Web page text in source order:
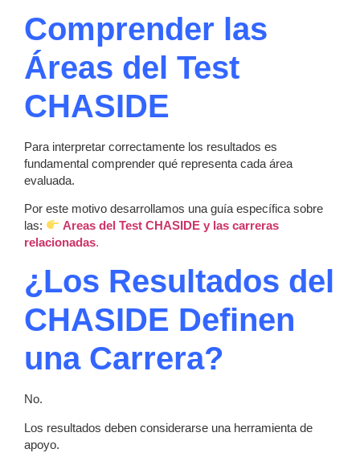
Comprender las
Áreas del Test
CHASIDE
Para interpretar correctamente los resultados es
fundamental comprender qué representa cada área
evaluada.
Por este motivo desarrollamos una guía específica sobre
las:
Areas del Test CHASIDE y las carreras
relacionadas.
¿Los Resultados del
CHASIDE Definen
una Carrera?
No.
Los resultados deben considerarse una herramienta de
apoyo.